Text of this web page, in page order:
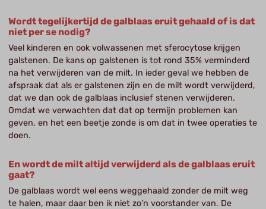
Wordt tegelijkertijd de galblaas eruit gehaald of is dat
niet per se nodig?
Veel kinderen en ook volwassenen met sferocytose krijgen
galstenen. De kans op galstenen is tot rond 35% verminderd
na het verwijderen van de milt. In ieder geval we hebben de
afspraak dat als er galstenen zijn en de milt wordt verwijderd,
dat we dan ook de galblaas inclusief stenen verwijderen.
Omdat we verwachten dat dat op termijn problemen kan
geven, en het een beetje zonde is om dat in twee operaties te
doen.
En wordt de milt altijd verwijderd als de galblaas eruit
gaat?
De galblaas wordt wel eens weggehaald zonder de milt weg
te halen, maar daar ben ik niet zo’n voorstander van. De